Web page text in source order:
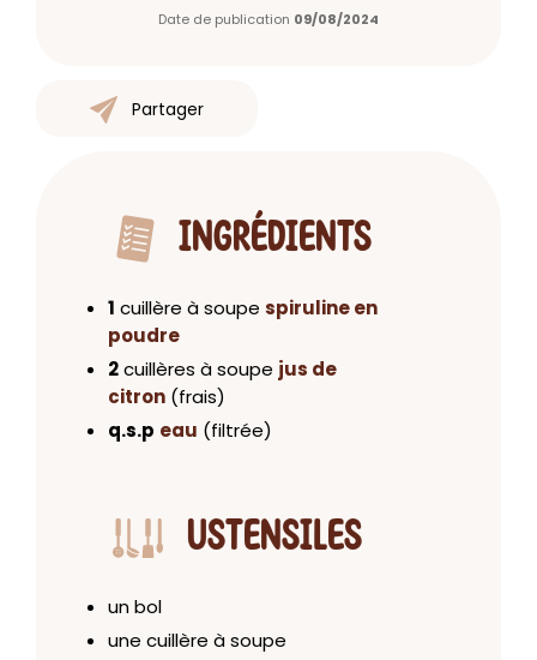
Date de publication 09/08/2024
Partager
INGRÉDIENTS
1 cuillère à soupe spiruline en
poudre
2cuillères à soupe jus de
citron (frais)
q.s.p eau (filtrée)
USTENSILES
un bol
une cuillère à soupe